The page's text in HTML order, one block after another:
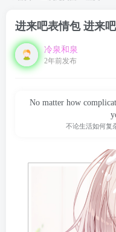
进来吧表情包 进来吧
冷泉和泉
2年前发布
No matter how
不论生活如何复